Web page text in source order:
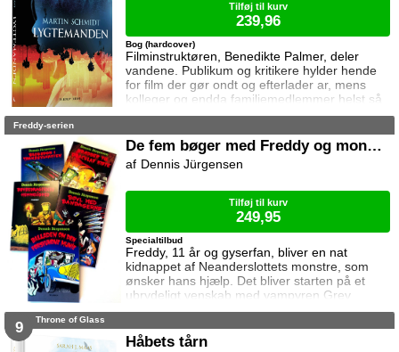
Filminstruktøren, Benedikte Palmer, deler
vandene. Publikum og kritikere hylder hende
for film der gør ondt og efterlader ar, mens
kolleger og endda familiemedlemmer helst så
hende forsvinde. Under en rejse til Los
miste livet. Da efterforskningen fortsætter
hjemme i Danmark, sender FBI den
nyuddannede agent April Biggs for at assistere
Bog (hardcover)
Tilføj til kurv
239,96
Freddy-serien
De fem bøger med Freddy og monstrene
Freddy, 11 år og gyserfan, bliver en nat
kidnappet af Neanderslottets monstre, som
ønsker hans hjælp. Det bliver starten på et
ubrydeligt venskab med vampyren Grev
Dracula, varulven Eddie, den hovedløse ridder
Boris, mumien Mummy og bøvsedragen Nitan.
Specialtilbud
Dennis Jürgensen
Tilføj til kurv
249,95
9 Throne of Glass
Håbets tårn